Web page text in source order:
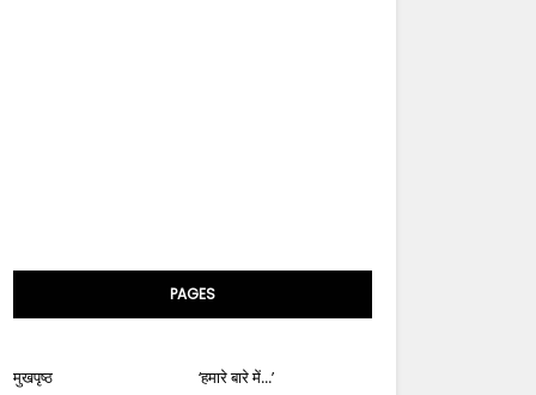
PAGES
मुखपृष्ठ
‘हमारे बारे में...’